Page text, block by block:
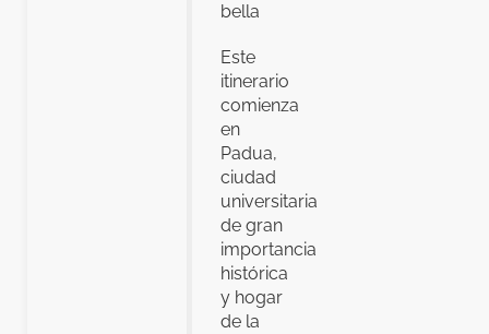
bella
Este
itinerario
comienza
en
Padua,
ciudad
universitaria
de gran
importancia
histórica
y hogar
de la